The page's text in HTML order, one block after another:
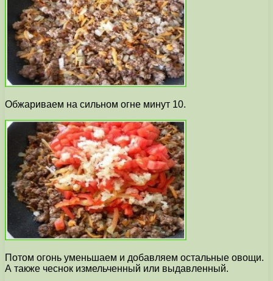
Обжариваем на сильном огне минут 10.
Потом огонь уменьшаем и добавляем остальные овощи.
А также чеснок измельченный или выдавленный.